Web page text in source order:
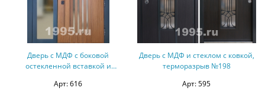
Дверь с МДФ с боковой
остекленной вставкой и
№199
Арт: 616
Дверь с МДФ и стеклом с ковкой,
терморазрыв №198
Арт: 595